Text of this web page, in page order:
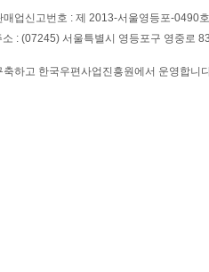
매업신고번호 : 제 2013-서울영등포-0490호
소 : (07245) 서울특별시 영등포구 영중로
하고 한국우편사업진흥원에서 운영합니